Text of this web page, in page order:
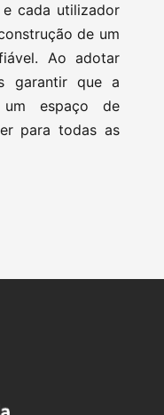
cada utilizador
de um
Ao adotar
garantir que a
espaço de
para todas as